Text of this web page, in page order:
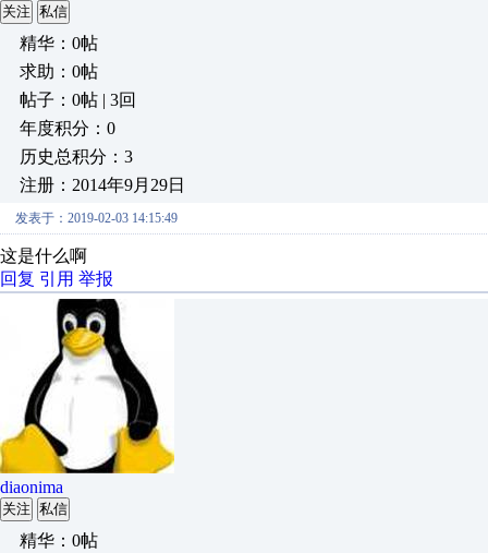
关注 私信
精华：0帖
求助：0帖
帖子：0帖 | 3回
年度积分：0
历史总积分：3
注册：2014年9月29日
发表于：2019-02-03 14:15:49
这是什么啊
回复 引用 举报
diaonima
关注 私信
精华：0帖